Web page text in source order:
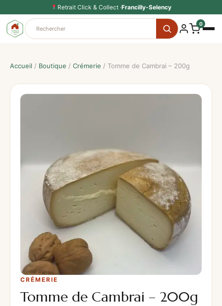
contenu
Retrait Click & Collect ·Francilly-Selency
0
Accueil / Boutique / Crémerie / Tomme de Cambrai – 200g
CRÉMERIE
Tomme de Cambrai – 200g